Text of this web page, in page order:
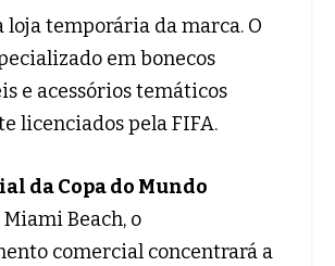
loja temporária da marca. O
em bonecos
e acessórios temáticos
licenciados pela FIFA.
da Copa do Mundo
Beach, o
comercial concentrará a